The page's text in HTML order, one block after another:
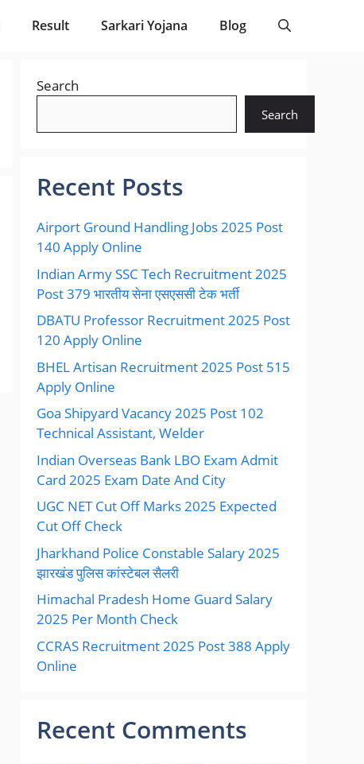
Result Sarkari Yojana Blog
Search
Search
Recent Posts
Airport Ground Handling Jobs 2025 Post
140 Apply Online
Indian Army SSC Tech Recruitment 2025
Post 379 भारतीय सेना एसएससी टेक भर्ती
DBATU Professor Recruitment 2025 Post
120 Apply Online
BHEL Artisan Recruitment 2025 Post 515
Apply Online
Goa Shipyard Vacancy 2025 Post 102
Technical Assistant, Welder
Indian Overseas Bank LBO Exam Admit
Card 2025 Exam Date And City
UGC NET Cut Off Marks 2025 Expected
Cut Off Check
Jharkhand Police Constable Salary 2025
झारखंड पुलिस कांस्टेबल सैलरी
Himachal Pradesh Home Guard Salary
2025 Per Month Check
CCRAS Recruitment 2025 Post 388 Apply
Online
Recent Comments